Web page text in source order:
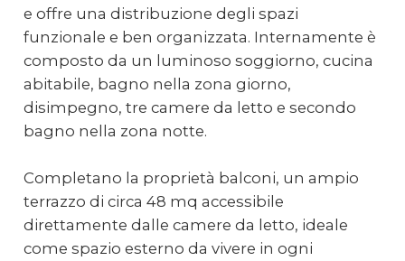
e offre una distribuzione degli spazi
funzionale e ben organizzata. Internamente è
composto da un luminoso soggiorno, cucina
abitabile, bagno nella zona giorno,
disimpegno, tre camere da letto e secondo
bagno nella zona notte.
Completano la proprietà balconi, un ampio
terrazzo di circa 48 mq accessibile
direttamente dalle camere da letto, ideale
come spazio esterno da vivere in ogni